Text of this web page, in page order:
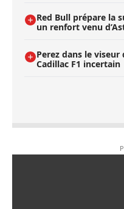
Red Bull prépare la
un renfort venu
Perez dans le
Cadillac F1 incertain